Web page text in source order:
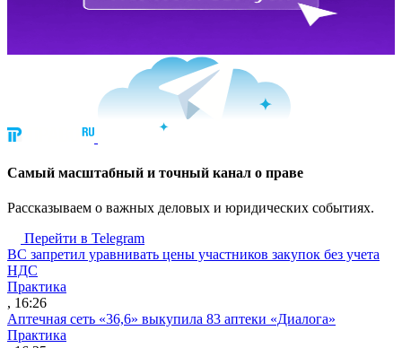
Cамый масштабный и точный канал о праве
Рассказываем о важных деловых и юридических событиях.
Перейти в Telegram
ВС запретил уравнивать цены участников закупок без учета
НДС
Практика
, 16:26
Аптечная сеть «36,6» выкупила 83 аптеки «Диалога»
Практика